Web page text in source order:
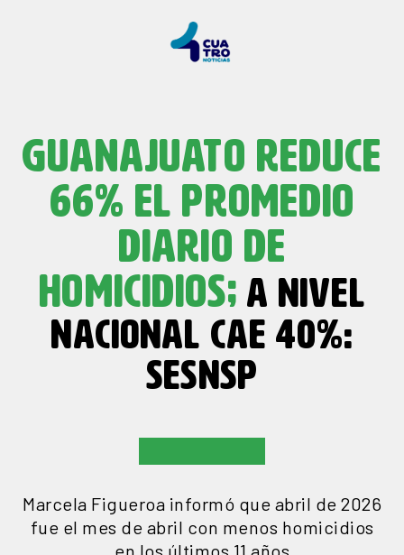
GUANAJUATO REDUCE
66% EL PROMEDIO
DIARIO DE
HOMICIDIOS; A NIVEL
NACIONAL CAE 40%:
SESNSP
Marcela Figueroa informó que abril de 2026
fue el mes de abril con menos homicidios
en los últimos 11 años